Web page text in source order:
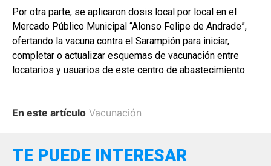
Por otra parte, se aplicaron dosis local por local en el
Mercado Público Municipal “Alonso Felipe de Andrade”,
ofertando la vacuna contra el Sarampión para iniciar,
completar o actualizar esquemas de vacunación entre
locatarios y usuarios de este centro de abastecimiento.
En este artículo Vacunación
TE PUEDE INTERESAR